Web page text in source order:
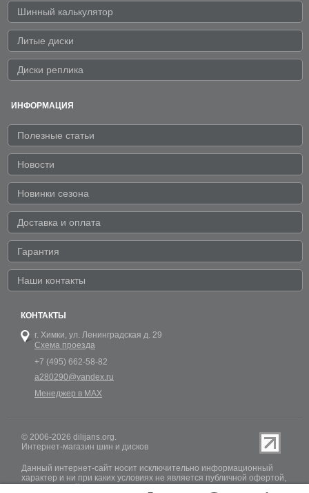
Шинный калькулятор
Литые диски
Диски реплика
ИНФОРМАЦИЯ
Полезные статьи
Новости
Новинки сезона
Доставка и оплата
Гарантия
Наши контакты
КОНТАКТЫ
г. Химки, ул. Ленинградская д. 29
Схема проезда
+7 (495) 662-58-82
a280290@yandex.ru
Менеджер в MAX
© 2006-2026 dilijans.org.
Интернет-магазин шин и дисков
Данный интернет-сайт носит исключительно информационный
характер и ни при каких условиях не является публичной офертой,